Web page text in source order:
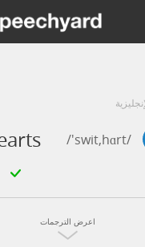
/'swit,hɑrt/
اعرض الترجمات